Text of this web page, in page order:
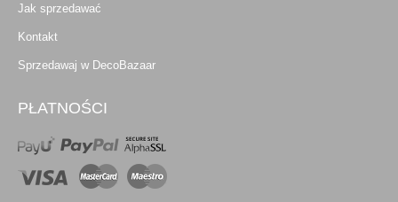
Jak sprzedawać
Kontakt
Sprzedawaj w DecoBazaar
PŁATNOŚCI